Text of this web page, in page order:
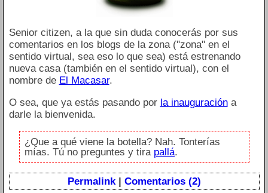
Senior citizen, a la que sin duda conocerás por sus
comentarios en los blogs de la zona ("zona" en el
sentido virtual, sea eso lo que sea) está estrenando
nueva casa (también en el sentido virtual), con el
nombre de El Macasar.
O sea, que ya estás pasando por la inauguracióna
darle la bienvenida.
¿Que a qué viene la botella? Nah. Tonterías
mías. Tú no preguntes y tira pallá.
Permalink| Comentarios (2)